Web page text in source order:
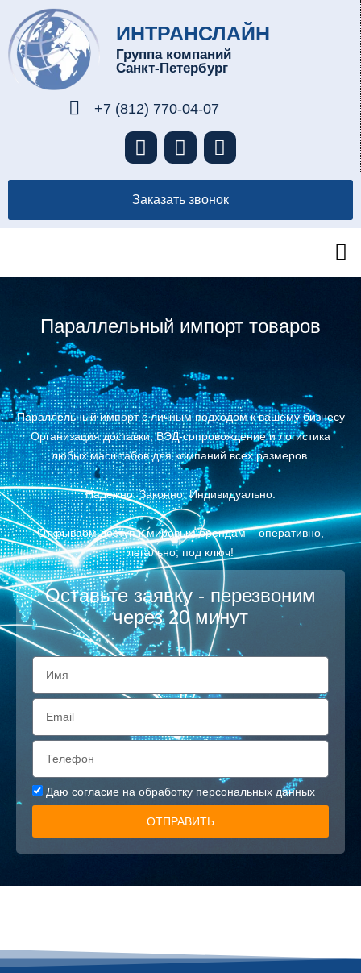
ИНТРАНСЛАЙН
Группа компаний
Санкт-Петербург
+7 (812) 770-04-07
Заказать звонок
Параллельный импорт товаров
Параллельный импорт с личным подходом к вашему бизнесу
Организация доставки, ВЭД-сопровождение и логистика
любых масштабов для компаний всех размеров.
Надежно. Законно. Индивидуально.
Открываем доступ к мировым брендам – оперативно,
легально, под ключ!
Оставьте заявку - перезвоним
через 20 минут
Даю согласие на обработку персональных данных
ОТПРАВИТЬ